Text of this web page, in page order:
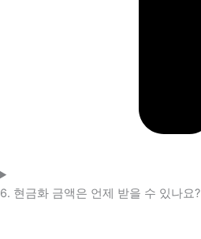
6. 현금화 금액은 언제 받을 수 있나요?